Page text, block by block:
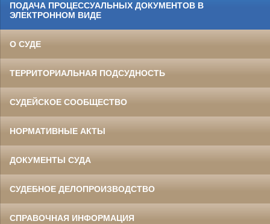
ПОДАЧА ПРОЦЕССУАЛЬНЫХ ДОКУМЕНТОВ В
ЭЛЕКТРОННОМ ВИДЕ
О СУДЕ
ТЕРРИТОРИАЛЬНАЯ ПОДСУДНОСТЬ
СУДЕЙСКОЕ СООБЩЕСТВО
НОРМАТИВНЫЕ АКТЫ
ДОКУМЕНТЫ СУДА
СУДЕБНОЕ ДЕЛОПРОИЗВОДСТВО
СПРАВОЧНАЯ ИНФОРМАЦИЯ